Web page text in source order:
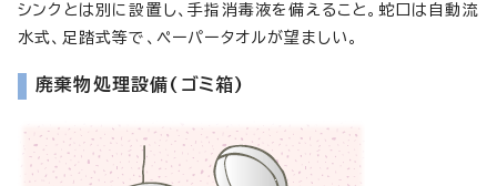
シンクとは別に設置し、手指消毒液を備えること。蛇口は自動流
水式、足踏式等で、ペーパータオルが望ましい。
廃棄物処理設備(ゴミ箱)